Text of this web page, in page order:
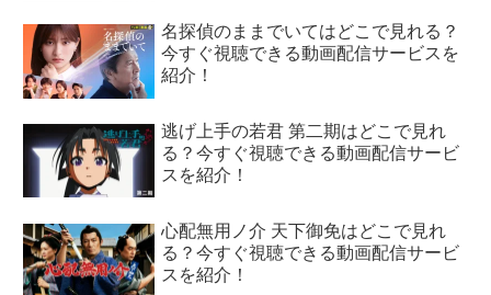
名探偵のままでいてはどこで見れる？
今すぐ視聴できる動画配信サービスを
紹介！
逃げ上手の若君 第二期はどこで見れ
る？今すぐ視聴できる動画配信サービ
スを紹介！
心配無用ノ介 天下御免はどこで見れ
る？今すぐ視聴できる動画配信サービ
スを紹介！